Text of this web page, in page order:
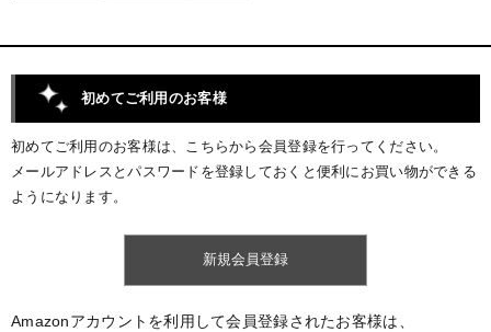
初めてご利用のお客様
初めてご利用のお客様は、こちらから会員登録を行ってください。
メールアドレスとパスワードを登録しておくと便利にお買い物ができる
ようになります。
Amazonアカウントを利用して会員登録されたお客様は、